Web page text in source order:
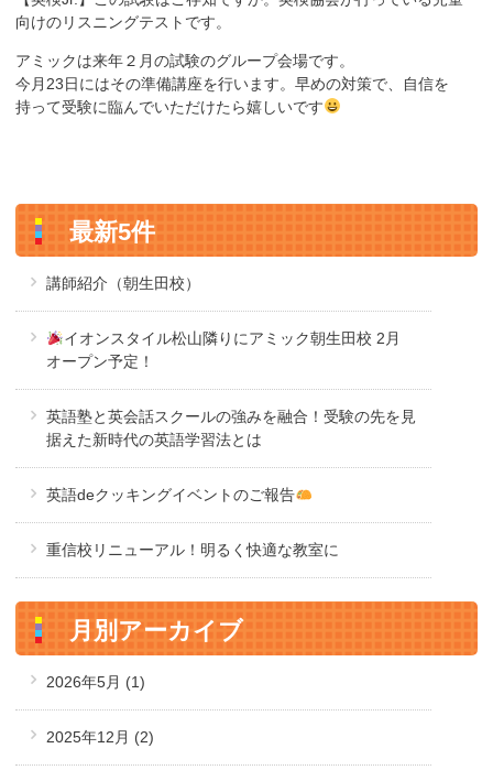
向けのリスニングテストです。
アミックは来年２月の試験のグループ会場です。
今月23日にはその準備講座を行います。早めの対策で、自信を
持って受験に臨んでいただけたら嬉しいです
最新5件
講師紹介（朝生田校）
イオンスタイル松山隣りにアミック朝生田校 2月
オープン予定！
英語塾と英会話スクールの強みを融合！受験の先を見
据えた新時代の英語学習法とは
英語deクッキングイベントのご報告
重信校リニューアル！明るく快適な教室に
月別アーカイブ
2026年5月 (1)
2025年12月 (2)